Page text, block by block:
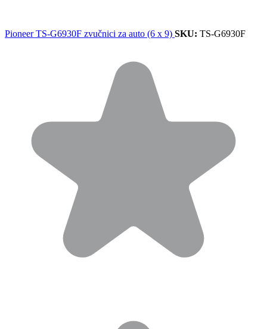
Pioneer TS-G6930F zvučnici za auto (6 x 9) SKU: TS-G6930F